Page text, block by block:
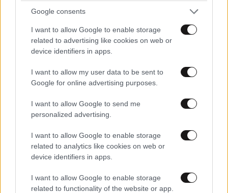
Google consents
I want to allow Google to enable storage
related to advertising like cookies on web or
device identifiers in apps.
I want to allow my user data to be sent to
Google for online advertising purposes.
I want to allow Google to send me
personalized advertising.
I want to allow Google to enable storage
related to analytics like cookies on web or
device identifiers in apps.
I want to allow Google to enable storage
related to functionality of the website or app.
LIFESTYLE08·08·2026 19:12
Εριέττα Κούρκουλου – Τα 33α γενέθλια και τα
φιλιά με τον Βύρωνα Βασιλειάδη: «Καμία στιγμή
ευτυχίας δεδομένη»